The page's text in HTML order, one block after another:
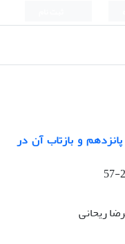
و بازتاب آن در
ریحانی